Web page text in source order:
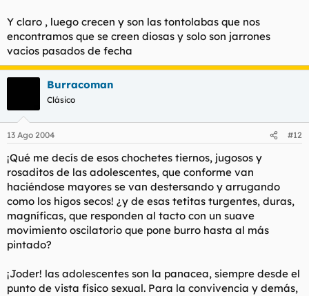
Y claro , luego crecen y son las tontolabas que nos
encontramos que se creen diosas y solo son jarrones
vacios pasados de fecha
Burracoman
Clásico
13 Ago 2004 #12
¡Qué me decís de esos chochetes tiernos, jugosos y
rosaditos de las adolescentes, que conforme van
haciéndose mayores se van destersando y arrugando
como los higos secos! ¿y de esas tetitas turgentes, duras,
magníficas, que responden al tacto con un suave
movimiento oscilatorio que pone burro hasta al más
pintado?
¡Joder! las adolescentes son la panacea, siempre desde el
punto de vista físico sexual. Para la convivencia y demás,